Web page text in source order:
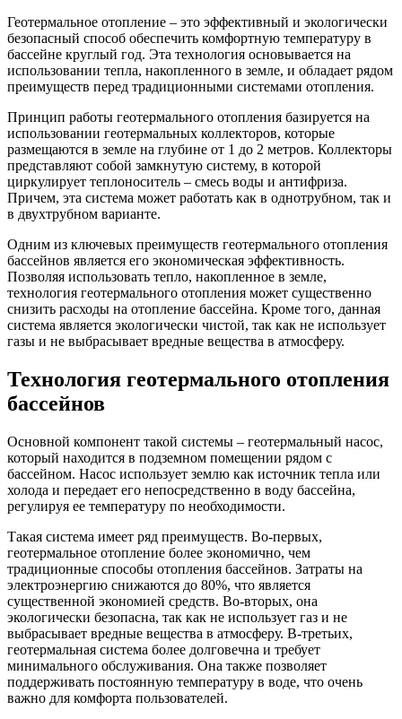
Геотермальное отопление – это эффективный и экологически
безопасный способ обеспечить комфортную температуру в
бассейне круглый год. Эта технология основывается на
использовании тепла, накопленного в земле, и обладает рядом
преимуществ перед традиционными системами отопления.
Принцип работы геотермального отопления базируется на
использовании геотермальных коллекторов, которые
размещаются в земле на глубине от 1 до 2 метров. Коллекторы
представляют собой замкнутую систему, в которой
циркулирует теплоноситель – смесь воды и антифриза.
Причем, эта система может работать как в однотрубном, так и
в двухтрубном варианте.
Одним из ключевых преимуществ геотермального отопления
бассейнов является его экономическая эффективность.
Позволяя использовать тепло, накопленное в земле,
технология геотермального отопления может существенно
снизить расходы на отопление бассейна. Кроме того, данная
система является экологически чистой, так как не использует
газы и не выбрасывает вредные вещества в атмосферу.
Технология геотермального отопления
бассейнов
Основной компонент такой системы – геотермальный насос,
который находится в подземном помещении рядом с
бассейном. Насос использует землю как источник тепла или
холода и передает его непосредственно в воду бассейна,
регулируя ее температуру по необходимости.
Такая система имеет ряд преимуществ. Во-первых,
геотермальное отопление более экономично, чем
традиционные способы отопления бассейнов. Затраты на
электроэнергию снижаются до 80%, что является
существенной экономией средств. Во-вторых, она
экологически безопасна, так как не использует газ и не
выбрасывает вредные вещества в атмосферу. В-третьих,
геотермальная система более долговечна и требует
минимального обслуживания. Она также позволяет
поддерживать постоянную температуру в воде, что очень
важно для комфорта пользователей.